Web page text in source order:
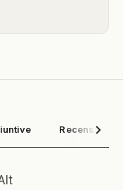
Recensioni